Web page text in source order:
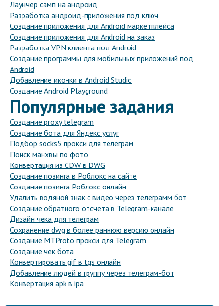
Лаунчер самп на андроид
Разработка андроид-приложения под ключ
Создание приложения для Android маркетплейса
Создание приложения для Android на заказ
Разработка VPN клиента под Android
Создание программы для мобильных приложений под
Android
Добавление иконки в Android Studio
Создание Android Playground
Популярные задания
Создание proxy telegram
Создание бота для Яндекс услуг
Подбор socks5 прокси для телеграм
Поиск манхвы по фото
Конвертация из CDW в DWG
Создание позинга в Роблокс на сайте
Создание позинга Роблокс онлайн
Удалить водяной знак с видео через телеграмм бот
Создание обратного отсчета в Telegram-канале
Дизайн чека для телеграм
Сохранение dwg в более раннюю версию онлайн
Создание MTProto прокси для Telegram
Создание чек бота
Конвертировать gif в tgs онлайн
Добавление людей в группу через телеграм-бот
Конвертация apk в ipa